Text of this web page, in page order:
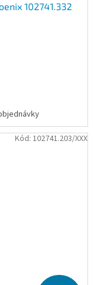
102741.332
Kód: 102741.203/XXX